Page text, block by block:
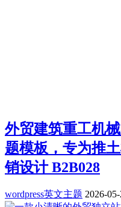
外贸建筑重工机
题模板，专为推
销设计 B2B028
wordpress英文主题 2026-